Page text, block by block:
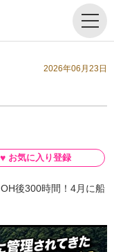
2026年06月23日
後300時間！4月に船